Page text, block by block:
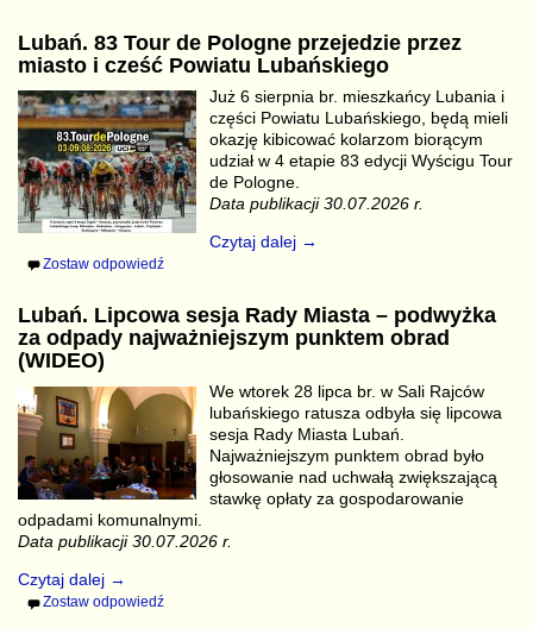
Lubań. 83 Tour de Pologne przejedzie przez
miasto i cześć Powiatu Lubańskiego
Już 6 sierpnia br. mieszkańcy Lubania i
części Powiatu Lubańskiego, będą mieli
okazję kibicować kolarzom biorącym
udział w 4 etapie 83 edycji Wyścigu Tour
de Pologne.
Data publikacji 30.07.2026 r.
Czytaj dalej →
Zostaw odpowiedź
Lubań. Lipcowa sesja Rady Miasta – podwyżka
za odpady najważniejszym punktem obrad
(WIDEO)
We wtorek 28 lipca br. w Sali Rajców
lubańskiego ratusza odbyła się lipcowa
sesja Rady Miasta Lubań.
Najważniejszym punktem obrad było
głosowanie nad uchwałą zwiększającą
stawkę opłaty za gospodarowanie
odpadami komunalnymi.
Data publikacji 30.07.2026 r.
Czytaj dalej →
Zostaw odpowiedź